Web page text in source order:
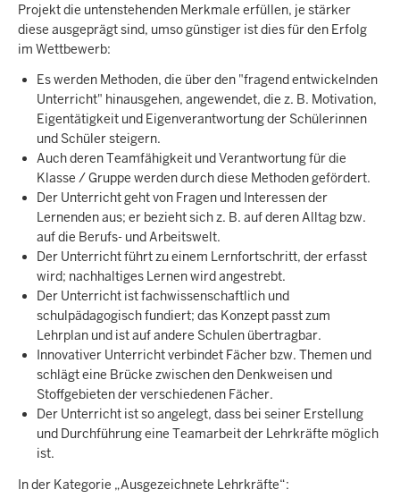
Projekt die untenstehenden Merkmale erfüllen, je stärker
diese ausgeprägt sind, umso günstiger ist dies für den Erfolg
im Wettbewerb:
Es werden Methoden, die über den "fragend entwickelnden
Unterricht" hinausgehen, angewendet, die z. B. Motivation,
Eigentätigkeit und Eigenverantwortung der Schülerinnen
und Schüler steigern.
Auch deren Teamfähigkeit und Verantwortung für die
Klasse / Gruppe werden durch diese Methoden gefördert.
Der Unterricht geht von Fragen und Interessen der
Lernenden aus; er bezieht sich z. B. auf deren Alltag bzw.
auf die Berufs- und Arbeitswelt.
Der Unterricht führt zu einem Lernfortschritt, der erfasst
wird; nachhaltiges Lernen wird angestrebt.
Der Unterricht ist fachwissenschaftlich und
schulpädagogisch fundiert; das Konzept passt zum
Lehrplan und ist auf andere Schulen übertragbar.
Innovativer Unterricht verbindet Fächer bzw. Themen und
schlägt eine Brücke zwischen den Denkweisen und
Stoffgebieten der verschiedenen Fächer.
Der Unterricht ist so angelegt, dass bei seiner Erstellung
und Durchführung eine Teamarbeit der Lehrkräfte möglich
ist.
In der Kategorie „Ausgezeichnete Lehrkräfte“: